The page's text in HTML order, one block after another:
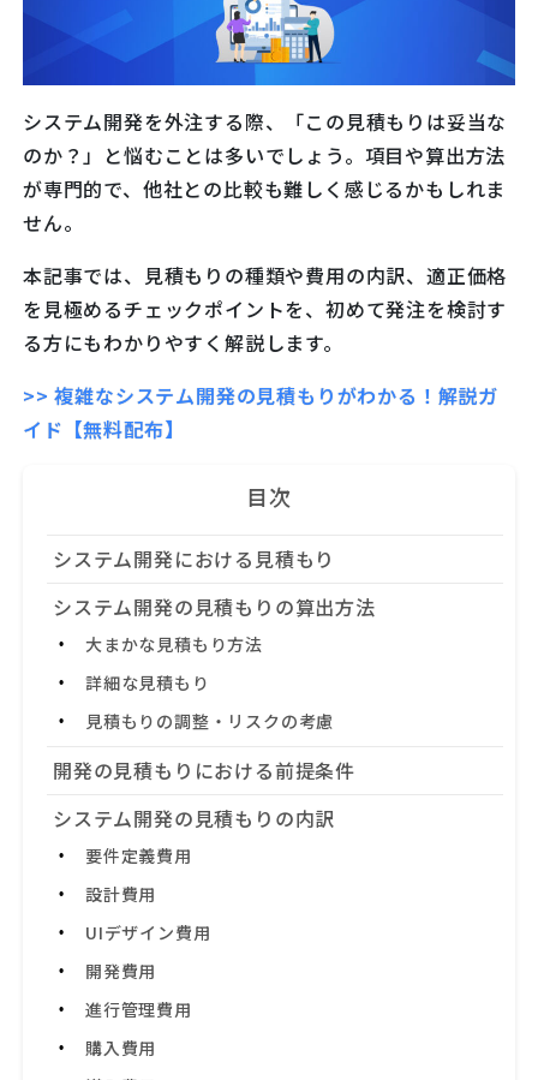
システム開発を外注する際、「この見積もりは妥当な
のか？」と悩むことは多いでしょう。項目や算出方法
が専門的で、他社との比較も難しく感じるかもしれま
せん。
本記事では、見積もりの種類や費用の内訳、適正価格
を見極めるチェックポイントを、初めて発注を検討す
る方にもわかりやすく解説します。
>> 複雑なシステム開発の見積もりがわかる！解説ガ
イド【無料配布】
目次
システム開発における見積もり
システム開発の見積もりの算出方法
大まかな見積もり方法
詳細な見積もり
見積もりの調整・リスクの考慮
開発の見積もりにおける前提条件
システム開発の見積もりの内訳
要件定義費用
設計費用
UIデザイン費用
開発費用
進行管理費用
購入費用